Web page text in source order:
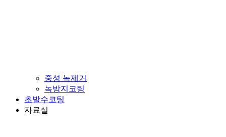
중성 녹제거
녹방지코팅
초발수코팅
자료실